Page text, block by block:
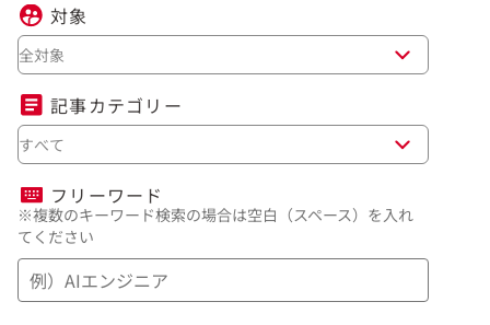
対象
全対象
記事カテゴリー
すべて
フリーワード
※複数のキーワード検索の場合は空白（スペース）を入れ
てください